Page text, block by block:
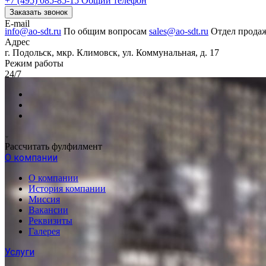
Заказать звонок
E-mail
info@ao-sdt.ru По общим вопросам sales@ao-sdt.ru Отдел
Адрес
г. Подольск, мкр. Климовск, ул. Коммунальная, д. 17
Режим работы
24/7
Рассчитать фулфилмент
О компании
О компании
История компании
Миссия
Вакансии
Реквизиты
Галерея
Услуги